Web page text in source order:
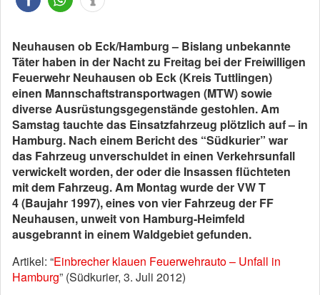
Neuhausen ob Eck/Hamburg – Bislang unbekannte
Täter haben in der Nacht zu Freitag bei der Freiwilligen
Feuerwehr Neuhausen ob Eck (Kreis Tuttlingen)
einen Mannschaftstransportwagen (MTW) sowie
diverse Ausrüstungsgegenstände gestohlen. Am
Samstag tauchte das Einsatzfahrzeug plötzlich auf – in
Hamburg. Nach einem Bericht des “Südkurier” war
das Fahrzeug unverschuldet in einen Verkehrsunfall
verwickelt worden, der oder die Insassen flüchteten
mit dem Fahrzeug. Am Montag wurde der VW T
4 (Baujahr 1997), eines von vier Fahrzeug der FF
Neuhausen, unweit von Hamburg-Heimfeld
ausgebrannt in einem Waldgebiet gefunden.
Artikel: “Einbrecher klauen Feuerwehrauto – Unfall in
Hamburg” (Südkurier, 3. Juli 2012)